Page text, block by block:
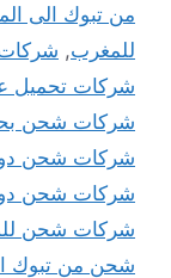
من تبوك الى
للمغرب, شركات
شركات
شركات شحن
شركات شحن
شركات شحن
شركات شحن
شحن من تبوك